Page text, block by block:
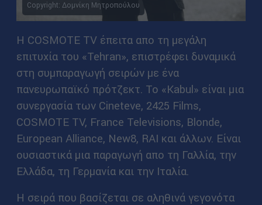
Copyright: Δομνίκη Μητροπούλου
Η COSMOTE TV έπειτα απο τη μεγάλη
επιτυχία του «Tehran», επιστρέφει δυναμικά
στη συμπαραγωγή σειρών με ένα
πανευρωπαϊκό πρότζεκτ. Το «Kabul» είναι μια
συνεργασία των Cineteve, 2425 Films,
COSMOTE TV, France Televisions, Blonde,
European Alliance, New8, RAI και άλλων. Είναι
ουσιαστικά μια παραγωγή απο τη Γαλλία, την
Ελλάδα, τη Γερμανία και την Ιταλία.
Η σειρά που βασίζεται σε αληθινά γεγονότα